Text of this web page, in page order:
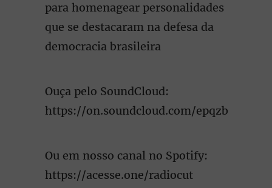
para homenagear personalidades
que se destacaram na defesa da
democracia brasileira
Ouça pelo SoundCloud:
https://on.soundcloud.com/epqzb
Ou em nosso canal no Spotify:
https://acesse.one/radiocut